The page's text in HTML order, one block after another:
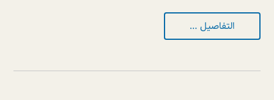
التفاصيل …